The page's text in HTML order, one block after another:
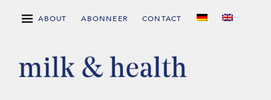
ABOUT ABONNEER CONTACT